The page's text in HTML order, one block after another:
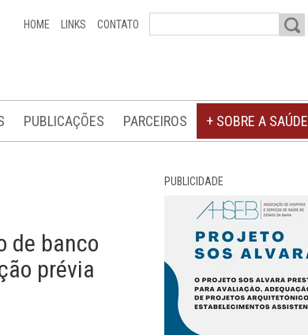
HOME LINKS CONTATO
PUBLICAÇÕES PARCEIROS + SOBRE A SAÚDE
de banco
prévia
PUBLICIDADE